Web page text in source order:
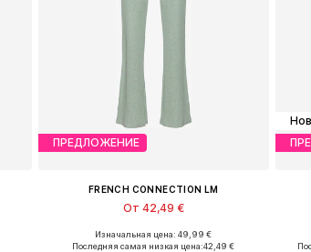
ПРЕДЛОЖЕНИЕ
FRENCH CONNECTION LM
От 42,49 €
Доступные размеры: 36-38, 40-42, 44-46
Изначальная цена: 49,99 €
Последняя самая низкая цена:42,49 €